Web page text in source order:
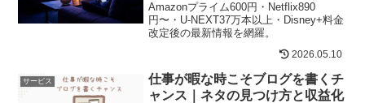
Amazonプライム600円・Netflix890
円〜・U-NEXT37万本以上・Disney+料金
改定後の最新情報を網羅。
2026.05.10
サービス
仕事が暇な時こそブログを書くチ
ャンス｜ネタの見つけ方と収益化